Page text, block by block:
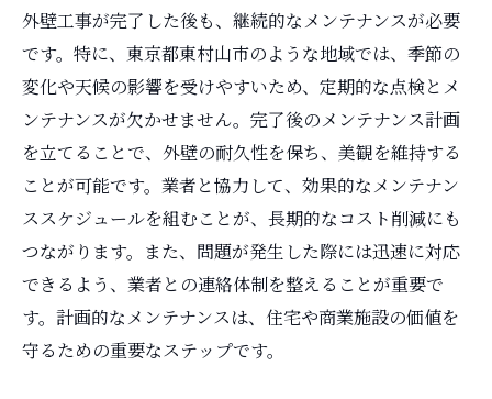
外壁工事が完了した後も、継続的なメンテナンスが必要
です。特に、東京都東村山市のような地域では、季節の
変化や天候の影響を受けやすいため、定期的な点検とメ
ンテナンスが欠かせません。完了後のメンテナンス計画
を立てることで、外壁の耐久性を保ち、美観を維持する
ことが可能です。業者と協力して、効果的なメンテナン
ススケジュールを組むことが、長期的なコスト削減にも
つながります。また、問題が発生した際には迅速に対応
できるよう、業者との連絡体制を整えることが重要で
す。計画的なメンテナンスは、住宅や商業施設の価値を
守るための重要なステップです。